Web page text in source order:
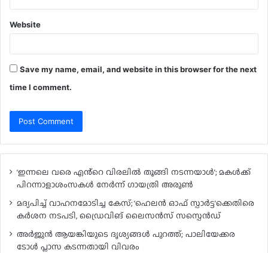
Website
Save my name, email, and website in this browser for the next
time I comment.
‘ഇന്നലെ വരെ എൻ്റെ വിരലിൽ തൂങ്ങി നടന്നയാൾ’; മകൾ‌ക്ക്
പിറന്നാളാശംസകൾ നേർന്ന് ഗായത്രി അരുൺ
മദ്യപിച്ച് വാഹനമോടിച്ച കേസ്; ‘ഹെലൻ ഓഫ് സ്പാർട്ട’ക്കെതിരെ
കർശന നടപടി, ഡ്രൈവിങ് ലൈസൻസ് സസ്പെൻഡ്
അർജുൻ ആയങ്കിയുടെ ദൃശ്യങ്ങൾ പുറത്ത്; പാലിയേക്കര
ടോൾ പ്ലാസ കടന്നതായി വിവരം